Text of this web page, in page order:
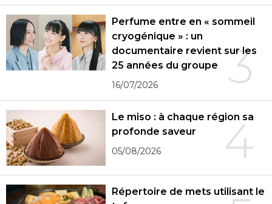
3
Perfume entre en « sommeil
cryogénique » : un
documentaire revient sur les
25 années du groupe
16/07/2026
4
Le miso : à chaque région sa
profonde saveur
05/08/2026
Répertoire de mets utilisant le